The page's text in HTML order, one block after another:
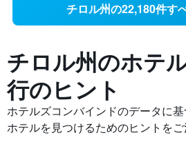
チロル州の22,180件す
チロル州の​ホテ
行のヒント
ホテルズコンバインドのデータに
ホテルを見つけるためのヒントをご